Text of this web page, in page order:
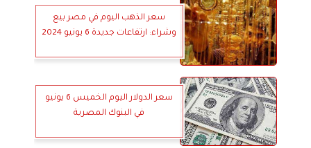
سعر الذهب اليوم في مصر بيع
وشراء: ارتفاعات جديدة 6 يونيو 2024
سعر الدولار اليوم الخميس 6 يونيو
في البنوك المصرية